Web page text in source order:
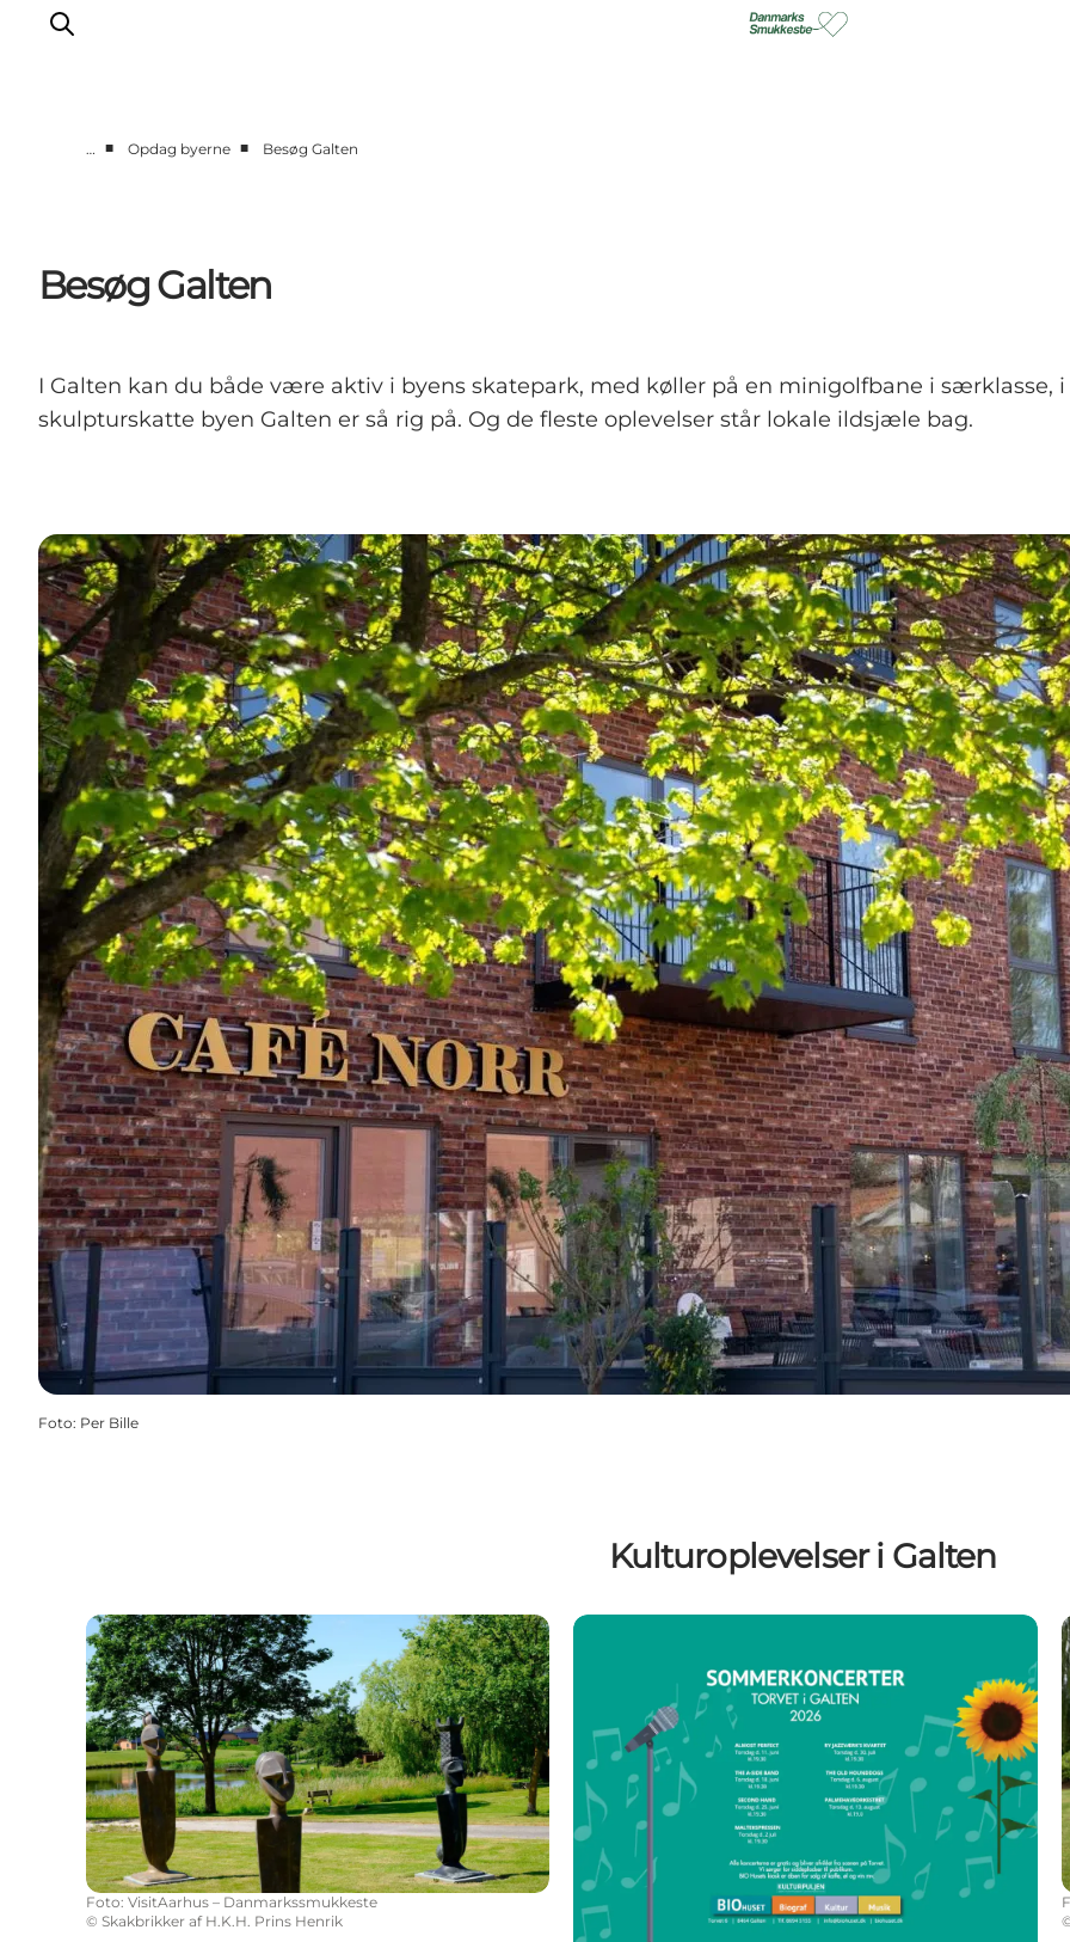
Det sker
Getaway
Planlæg
… ■ Opdag byerne ■ Besøg Galten
Besøg Galten
I Galten kan du både være aktiv i byens skatepark, med køller på en minigolfbane i særklasse,
skulpturskatte byen Galten er så rig på. Og de fleste oplevelser står lokale ildsjæle bag.
Foto: Per Bille
Kulturoplevelser i Galten
Skulpturby Galten
Foto: VisitAarhus – Danmarkssmukkeste
© Skakbrikker af H.K.H. Prins Henrik
Sommerkoncerter i Galten